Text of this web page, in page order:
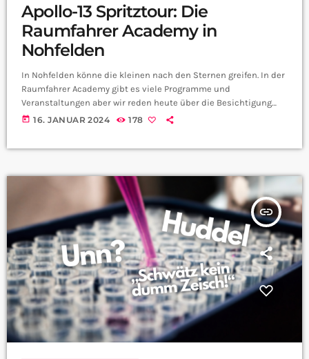
Apollo-13 Spritztour: Die
Raumfahrer Academy in
Nohfelden
In Nohfelden könne die kleinen nach den Sternen greifen. In der
Raumfahrer Academy gibt es viele Programme und
Veranstaltungen aber wir reden heute über die Besichtigung
der Apollo 13. Dazu haben wir Christoph Pütz Mitarbeiter der
today 16. JANUAR 2024 178
insert_link